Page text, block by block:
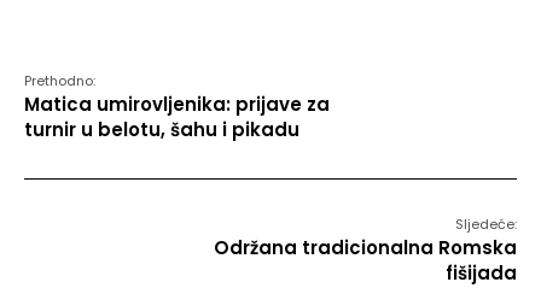
Prethodno:
Matica umirovljenika: prijave za
turnir u belotu, šahu i pikadu
Sljedeće:
Održana tradicionalna Romska
fišijada